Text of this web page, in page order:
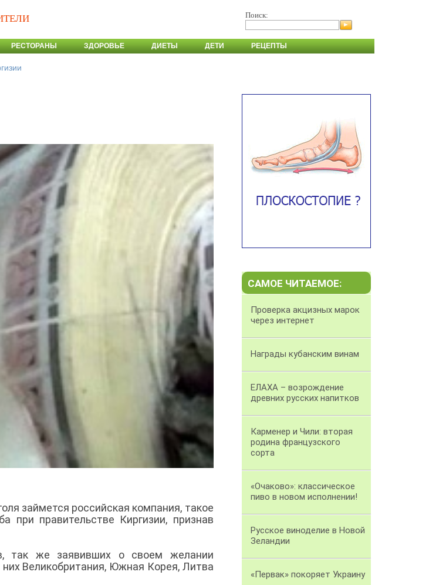
Поиск:
РЕСТОРАНЫ ЗДОРОВЬЕ ДИЕТЫ ДЕТИ РЕЦЕПТЫ
займется российская компания, такое
при правительстве Киргизии, признав
так же заявивших о своем желании
Великобритания, Южная Корея, Литва
САМОЕ ЧИТАЕМОЕ:
Проверка акцизных марок
через интернет
Награды кубанским винам
ЕЛАХА – возрождение
древних русских напитков
Карменер и Чили: вторая
родина французского
сорта
«Очаково»: классическое
пиво в новом исполнении!
Русское виноделие в Новой
Зеландии
«Первак» покоряет Украину